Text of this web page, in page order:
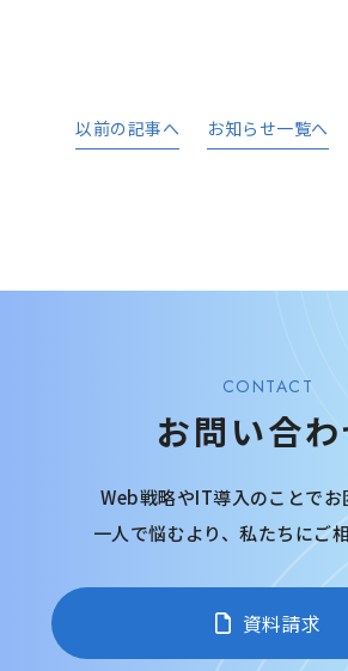
以前の記事へ お知らせ一覧へ
CONTACT
お問い合わ
Web戦略やIT導入のことでお
一人で悩むより、私たちにご
資料請求